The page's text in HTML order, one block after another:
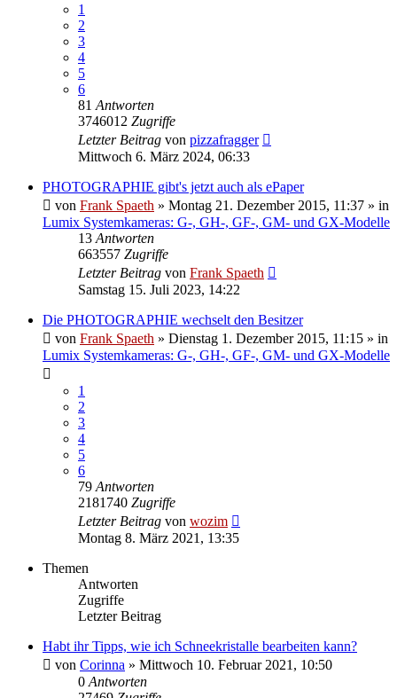
1
2
3
4
5
6
81 Antworten
3746012 Zugriffe
Letzter Beitrag von pizzafragger
Mittwoch 6. März 2024, 06:33
PHOTOGRAPHIE gibt's jetzt auch als ePaper
von Frank Spaeth » Montag 21. Dezember 2015, 11:37 » in
Lumix Systemkameras: G-, GH-, GF-, GM- und GX-Modelle
13 Antworten
663557 Zugriffe
Letzter Beitrag von Frank Spaeth
Samstag 15. Juli 2023, 14:22
Die PHOTOGRAPHIE wechselt den Besitzer
von Frank Spaeth » Dienstag 1. Dezember 2015, 11:15 » in
Lumix Systemkameras: G-, GH-, GF-, GM- und GX-Modelle
1
2
3
4
5
6
79 Antworten
2181740 Zugriffe
Letzter Beitrag von wozim
Montag 8. März 2021, 13:35
Themen
Antworten
Zugriffe
Letzter Beitrag
Habt ihr Tipps, wie ich Schneekristalle bearbeiten kann?
von Corinna » Mittwoch 10. Februar 2021, 10:50
0 Antworten